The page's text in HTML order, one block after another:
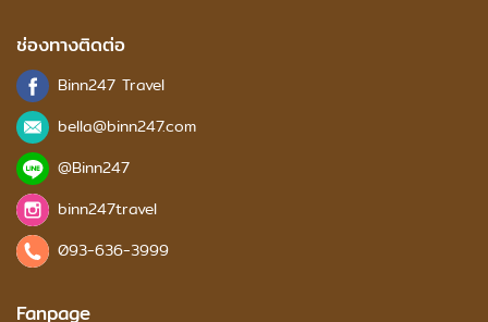
ช่องทางติดต่อ
Binn247 Travel
bella@binn247.com
@Binn247
binn247travel
093-636-3999
Fanpage